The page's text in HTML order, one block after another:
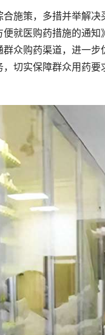
策，多措并举解决
就医购药措施的通
众购药渠道，进一
切实保障群众用药要